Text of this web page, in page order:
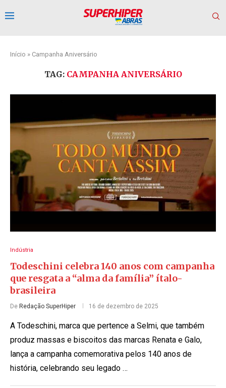
Início » Campanha Aniversário
TAG: CAMPANHA ANIVERSÁRIO
Indústria
Todeschini celebra 140 anos com campanha
que resgata a “alma da família” ítalo-
brasileira
De Redação SuperHiper 16 de dezembro de 2025
A Todeschini, marca que pertence a Selmi, que também
produz massas e biscoitos das marcas Renata e Galo,
lança a campanha comemorativa pelos 140 anos de
história, celebrando seu legado …